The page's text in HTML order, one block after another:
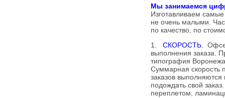
Мы занимаемся
Изготавливаем
не очень малыми.
по качество, по
1. СКОРОСТЬ.
выполнения заказа.
типография
Суммарная скорость
заказов
подождать свой
переплетом,